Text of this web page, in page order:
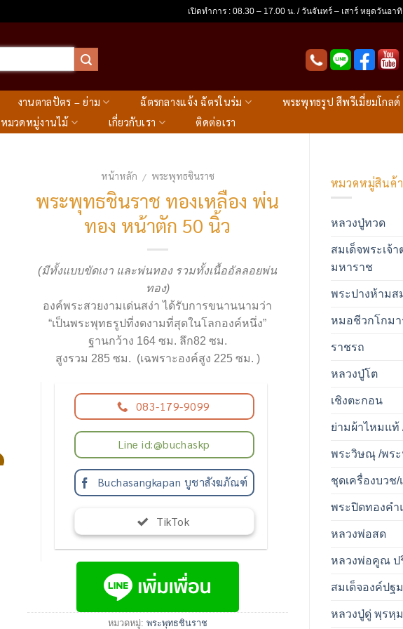
เปิดทำการ : 08.30 – 17.00 น. / วันจันทร์ – เสาร์ หยุดวันอ
งานตาลปัตร – ย่าม ฉัตรกลางแจ้ง ฉัตรในร่ม พระพุทธรูป สีพรีเมี่ยมโกลด์
หมวดหมู่งานไม้
เกี่ยวกับเรา ติดต่อเรา
หน้าหลัก / พระพุทธชินราช
พระพุทธชินราช ทองเหลือง พ่น
ทอง หน้าตัก 50 นิ้ว
(มีทั้งแบบขัดเงา และพ่นทอง รวมทั้งเนื้ออัลลอยพ่น
ทอง)
องค์พระสวยงามเด่นสง่า ได้รับการขนานนามว่า
“เป็นพระพุทธรูปที่งดงามที่สุดในโลกองค์หนึ่ง”
ฐานกว้าง 164 ซม. ลึก82 ซม.
สูงรวม 285 ซม. (เฉพราะองค์สูง 225 ซม. )
083-179-9099
Line id:@buchaskp
Buchasangkapan บูชาสังฆภัณฑ์
TikTok
หมวดหมู่: พระพุทธชินราช
หมวดหมู่สินค้
หลวงปู่ทวด
สมเด็จพระเจ้
มหาราช
พระปางห้ามส
หมอชีวกโกมา
ราชรถ
หลวงปู่โต
เชิงตะกอน
ย่ามผ้าไหมแท้
พระวิษณุ /พร
ชุดเครื่องบวช/
พระปิดทองคำ
หลวงพ่อสด
หลวงพ่อคูณ ป
สมเด็จองค์ปฐม
หลวงปู่ดู่ พฺรหฺ